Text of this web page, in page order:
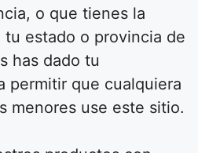
o que tienes la
tu estado o provincia de
has dado tu
permitir que cualquiera
menores use este sitio.